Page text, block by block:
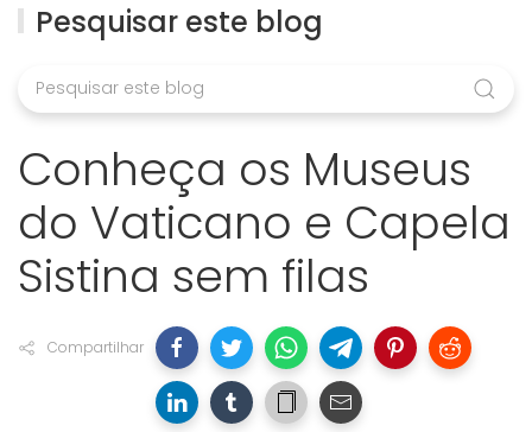
Pesquisar este blog
Conheça os Museus
do Vaticano e Capela
Sistina sem filas
Compartilhar